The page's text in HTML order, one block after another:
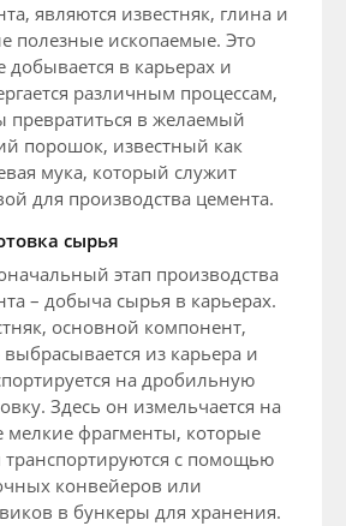
являются известняк, глина и
полезные ископаемые. Это
добывается в карьерах и
различным процессам,
превратиться в желаемый
порошок, известный как
мука, который служит
для производства цемента.
сырья
этап производства
– добыча сырья в карьерах.
основной компонент,
выбрасывается из карьера и
на дробильную
Здесь он измельчается на
мелкие фрагменты, которые
транспортируются с помощью
конвейеров или
в бункеры для хранения.